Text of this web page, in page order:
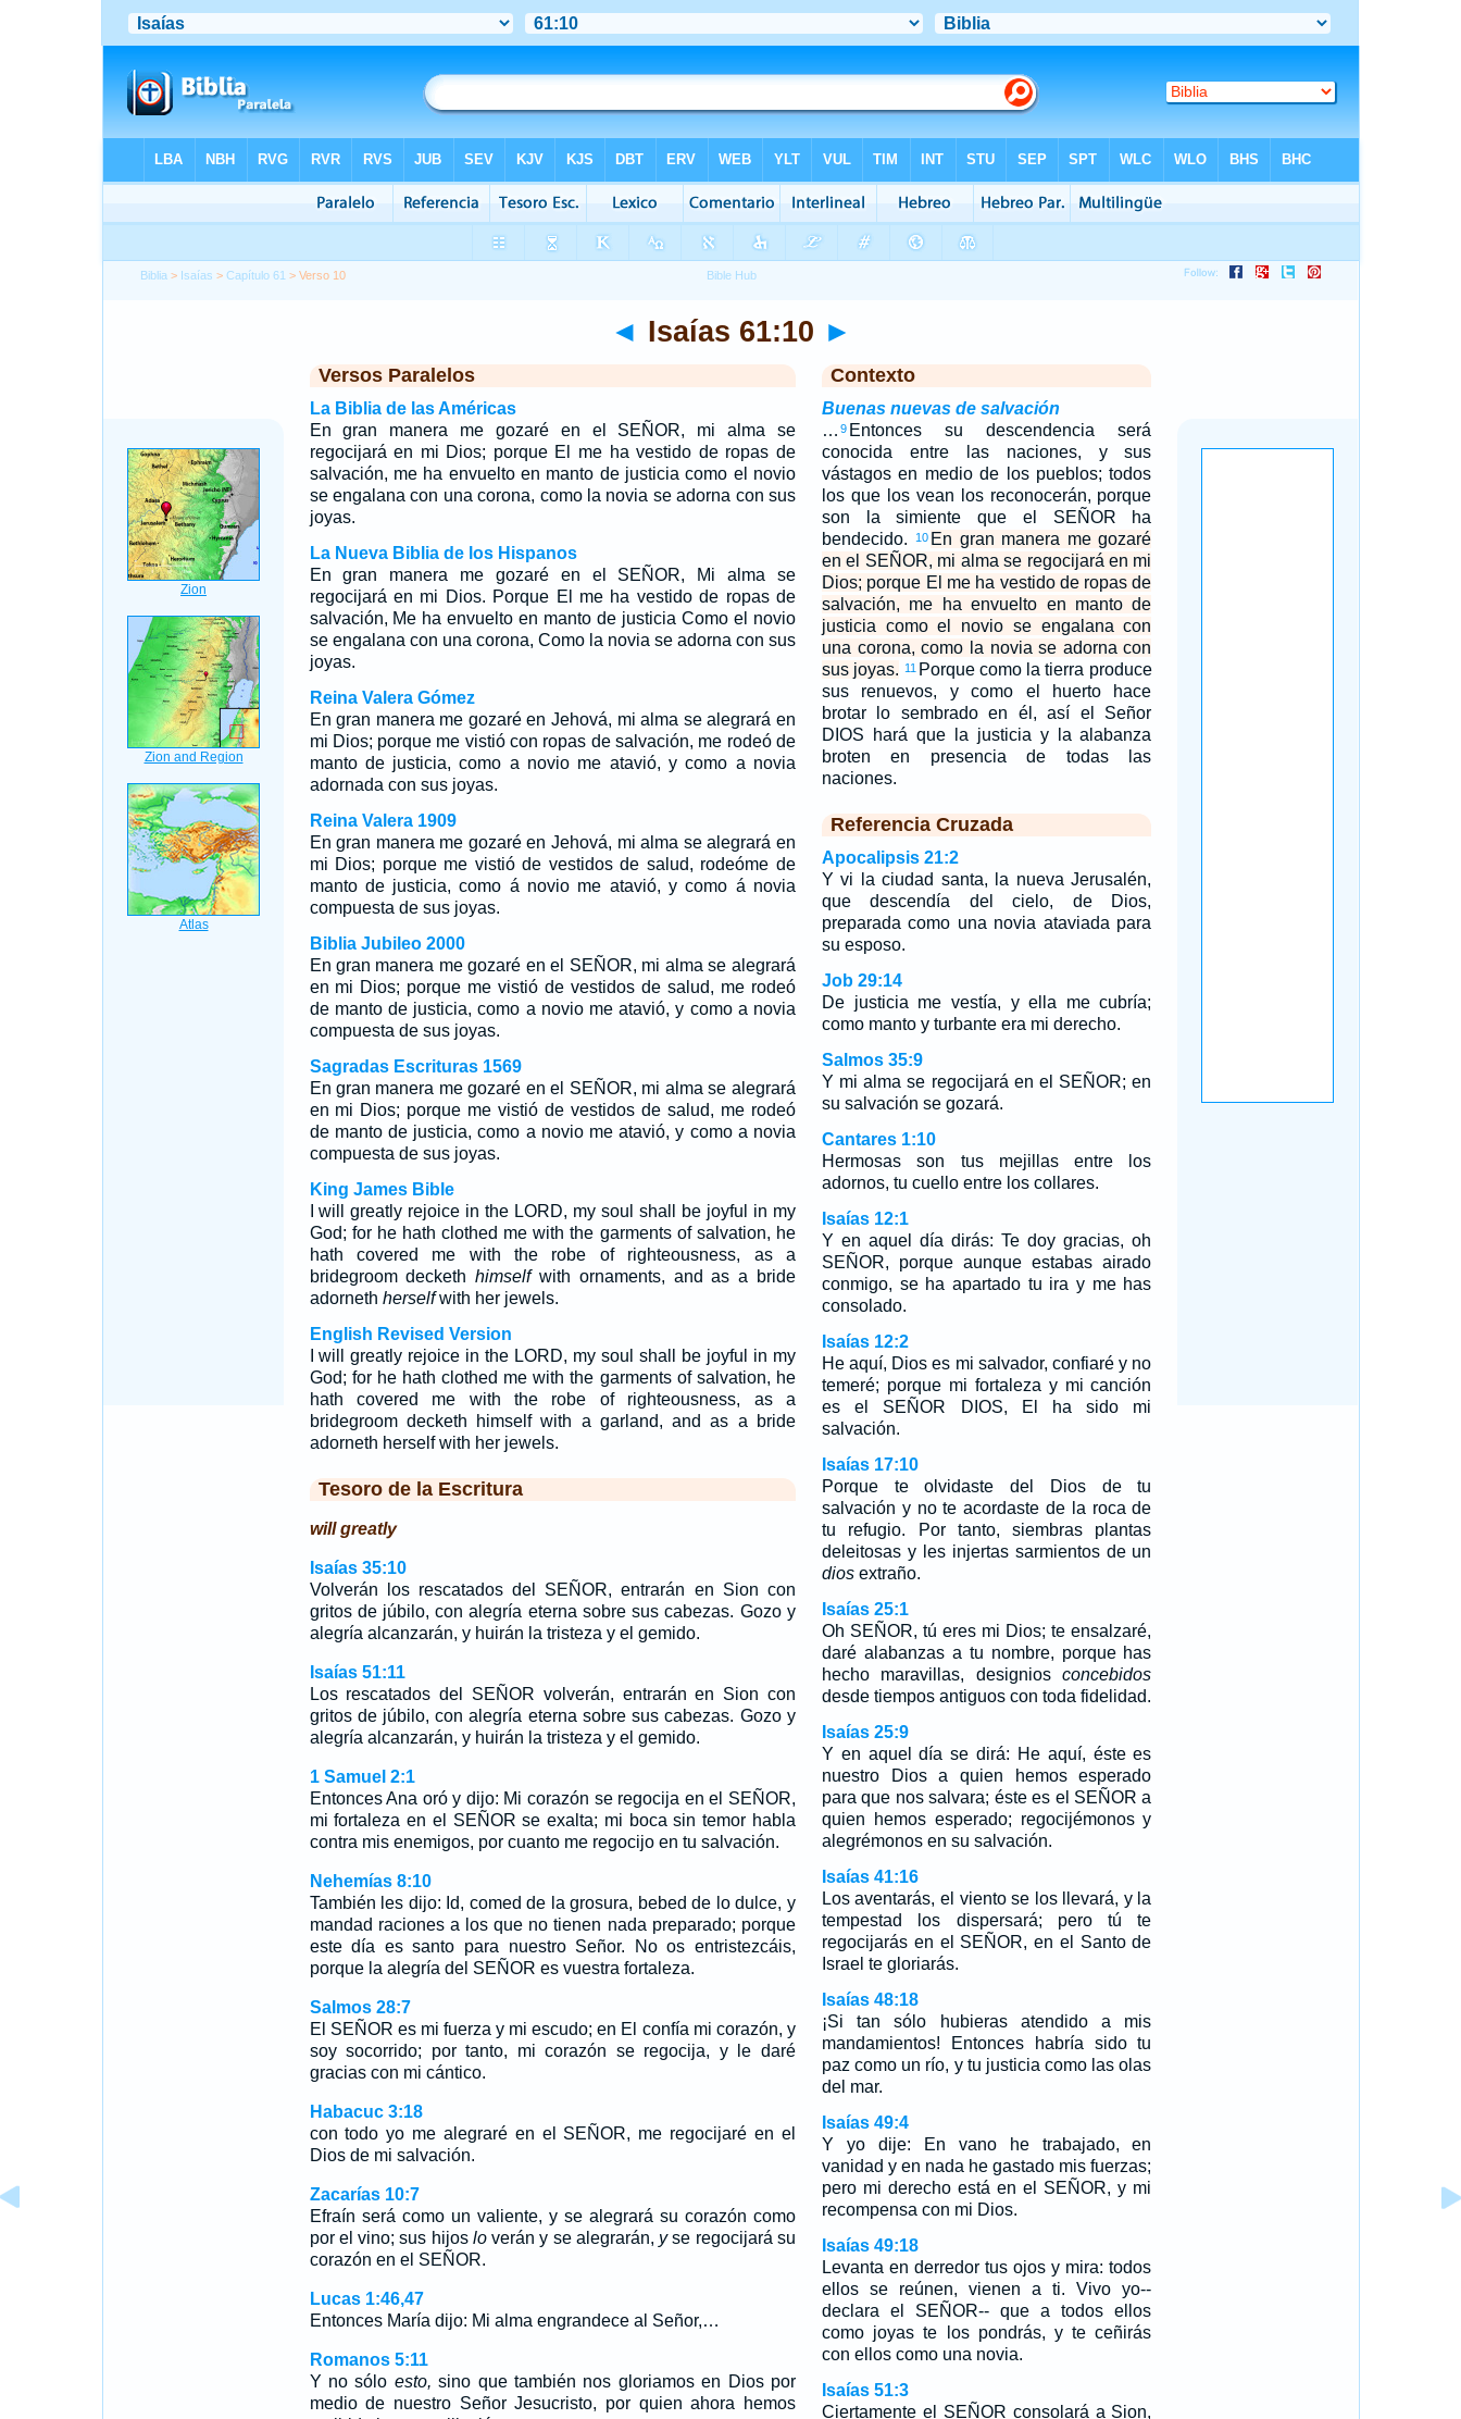
Biblia > Isaías >Capítulo 61 > Verso 10
◄ Isaías 61:10 ►
Versos Paralelos
La Biblia de las Américas
En gran manera me gozaré en el SEÑOR, mi alma se
regocijará en mi Dios; porque El me ha vestido de ropas de
salvación, me ha envuelto en manto de justicia como el novio
se engalana con una corona, como la novia se adorna con sus
joyas.
La Nueva Biblia de los Hispanos
En gran manera me gozaré en el SEÑOR, Mi alma se
regocijará en mi Dios. Porque El me ha vestido de ropas de
salvación, Me ha envuelto en manto de justicia Como el novio
se engalana con una corona, Como la novia se adorna con sus
joyas.
Reina Valera Gómez
En gran manera me gozaré en Jehová, mi alma se alegrará en
mi Dios; porque me vistió con ropas de salvación, me rodeó de
manto de justicia, como a novio me atavió, y como a novia
adornada con sus joyas.
Reina Valera 1909
En gran manera me gozaré en Jehová, mi alma se alegrará en
mi Dios; porque me vistió de vestidos de salud, rodeóme de
manto de justicia, como á novio me atavió, y como á novia
compuesta de sus joyas.
Biblia Jubileo 2000
En gran manera me gozaré en el SEÑOR, mi alma se alegrará
en mi Dios; porque me vistió de vestidos de salud, me rodeó
de manto de justicia, como a novio me atavió, y como a novia
compuesta de sus joyas.
Sagradas Escrituras 1569
En gran manera me gozaré en el SEÑOR, mi alma se alegrará
en mi Dios; porque me vistió de vestidos de salud, me rodeó
de manto de justicia, como a novio me atavió, y como a novia
compuesta de sus joyas.
King James Bible
I will greatly rejoice in the LORD, my soul shall be joyful in my
God; for he hath clothed me with the garments of salvation, he
hath covered me with the robe of righteousness, as a
bridegroom deckethhimselfwith ornaments, and as a bride
adorneth herselfwith her jewels.
English Revised Version
I will greatly rejoice in the LORD, my soul shall be joyful in my
God; for he hath clothed me with the garments of salvation, he
hath covered me with the robe of righteousness, as a
bridegroom decketh himself with a garland, and as a bride
adorneth herself with her jewels.
Tesoro de la Escritura
will greatly
Isaías 35:10
Volverán los rescatados del SEÑOR, entrarán en Sion con
gritos de júbilo, con alegría eterna sobre sus cabezas. Gozo y
alegría alcanzarán, y huirán la tristeza y el gemido.
Isaías 51:11
Los rescatados del SEÑOR volverán, entrarán en Sion con
gritos de júbilo, con alegría eterna sobre sus cabezas. Gozo y
alegría alcanzarán, y huirán la tristeza y el gemido.
1 Samuel 2:1
Entonces Ana oró y dijo: Mi corazón se regocija en el SEÑOR,
mi fortaleza en el SEÑOR se exalta; mi boca sin temor habla
contra mis enemigos, por cuanto me regocijo en tu salvación.
Nehemías 8:10
También les dijo: Id, comed de la grosura, bebed de lo dulce, y
mandad raciones a los que no tienen nada preparado; porque
este día es santo para nuestro Señor. No os entristezcáis,
porque la alegría del SEÑOR es vuestra fortaleza.
Salmos 28:7
El SEÑOR es mi fuerza y mi escudo; en El confía mi corazón, y
soy socorrido; por tanto, mi corazón se regocija, y le daré
gracias con mi cántico.
Habacuc 3:18
con todo yo me alegraré en el SEÑOR, me regocijaré en el
Dios de mi salvación.
Zacarías 10:7
Efraín será como un valiente, y se alegrará su corazón como
por el vino; sus hijos loverán y se alegrarán, yse regocijará su
corazón en el SEÑOR.
Lucas 1:46,47
Entonces María dijo: Mi alma engrandece al Señor,…
Romanos 5:11
Y no sólo esto, sino que también nos gloriamos en Dios por
medio de nuestro Señor Jesucristo, por quien ahora hemos
Contexto
Buenas nuevas de salvación
… 9 Entonces su descendencia será
conocida entre las naciones, y sus
vástagos en medio de los pueblos; todos
los que los vean los reconocerán, porque
son la simiente que el SEÑOR ha
bendecido.
10 En gran manera me gozaré
en el SEÑOR, mi alma se regocijará en mi
Dios; porque El me ha vestido de ropas de
salvación, me ha envuelto en manto de
justicia como el novio se engalana con
una corona, como la novia se adorna con
sus joyas. 11 Porque como la tierra produce
sus renuevos, y como el huerto hace
brotar lo sembrado en él, así el Señor
DIOS hará que la justicia y la alabanza
broten en presencia de todas las
naciones.
Referencia Cruzada
Apocalipsis 21:2
Y vi la ciudad santa, la nueva Jerusalén,
que descendía del cielo, de Dios,
preparada como una novia ataviada para
su esposo.
Job 29:14
De justicia me vestía, y ella me cubría;
como manto y turbante era mi derecho.
Salmos 35:9
Y mi alma se regocijará en el SEÑOR; en
su salvación se gozará.
Cantares 1:10
Hermosas son tus mejillas entre los
adornos, tu cuello entre los collares.
Isaías 12:1
Y en aquel día dirás: Te doy gracias, oh
SEÑOR, porque aunque estabas airado
conmigo, se ha apartado tu ira y me has
consolado.
Isaías 12:2
He aquí, Dios es mi salvador, confiaré y no
temeré; porque mi fortaleza y mi canción
es el SEÑOR DIOS, El ha sido mi
salvación.
Isaías 17:10
Porque te olvidaste del Dios de tu
salvación y no te acordaste de la roca de
tu refugio. Por tanto, siembras plantas
deleitosas y les injertas sarmientos de un
diosextraño.
Isaías 25:1
Oh SEÑOR, tú eres mi Dios; te ensalzaré,
daré alabanzas a tu nombre, porque has
hecho maravillas, designiosconcebidos
desde tiempos antiguos con toda fidelidad.
Isaías 25:9
Y en aquel día se dirá: He aquí, éste es
nuestro Dios a quien hemos esperado
para que nos salvara; éste es el SEÑOR a
quien hemos esperado; regocijémonos y
alegrémonos en su salvación.
Isaías 41:16
Los aventarás, el viento se los llevará, y la
tempestad los dispersará; pero tú te
regocijarás en el SEÑOR, en el Santo de
Israel te gloriarás.
Isaías 48:18
¡Si tan sólo hubieras atendido a mis
mandamientos! Entonces habría sido tu
paz como un río, y tu justicia como las olas
del mar.
Isaías 49:4
Y yo dije: En vano he trabajado, en
vanidad y en nada he gastado mis fuerzas;
pero mi derecho está en el SEÑOR, y mi
recompensa con mi Dios.
Isaías 49:18
Levanta en derredor tus ojos y mira: todos
ellos se reúnen, vienen a ti. Vivo yo--
declara el SEÑOR-- que a todos ellos
como joyas te los pondrás, y te ceñirás
con ellos como una novia.
Isaías 51:3
Ciertamente el SEÑOR consolará a Sion,